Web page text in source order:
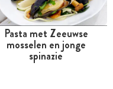
Minder dan 30 minuten
Pasta met Zeeuwse
mosselen en jonge
spinazie